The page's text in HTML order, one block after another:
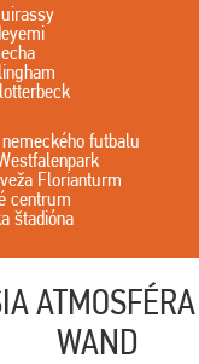
futbalu
Florianturm
centrum
štadióna
WAND